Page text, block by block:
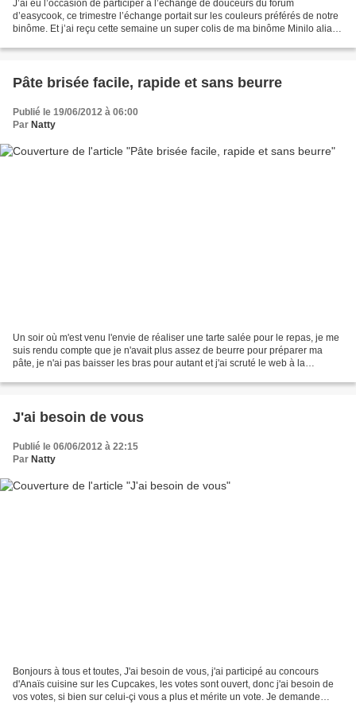
J’ai eu l’occasion de participer à l’échange de douceurs du forum
d’easycook, ce trimestre l’échange portait sur les couleurs préférés de notre
binôme. Et j’ai reçu cette semaine un super colis de ma binôme Minilo alias
Pâte brisée facile, rapide et sans beurre
Publié le 19/06/2012 à 06:00
Par Natty
Un soir où m'est venu l'envie de réaliser une tarte salée pour le repas, je me
suis rendu compte que je n'avait plus assez de beurre pour préparer ma
pâte, je n'ai pas baisser les bras pour autant et j'ai scruté le web à la
J'ai besoin de vous
Publié le 06/06/2012 à 22:15
Par Natty
Bonjours à tous et toutes, J'ai besoin de vous, j'ai participé au concours
d'Anaïs cuisine sur les Cupcakes, les votes sont ouvert, donc j'ai besoin de
vos votes, si bien sur celui-çi vous a plus et mérite un vote. Je demande